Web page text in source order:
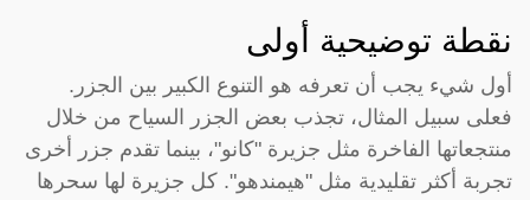
نقطة توضيحية أولى
أول شيء يجب أن تعرفه هو التنوع الكبير بين الجزر.
فعلى سبيل المثال، تجذب بعض الجزر السياح من خلال
منتجعاتها الفاخرة مثل جزيرة "كانو"، بينما تقدم جزر أخرى
تجربة أكثر تقليدية مثل "هيمندهو". كل جزيرة لها سحرها